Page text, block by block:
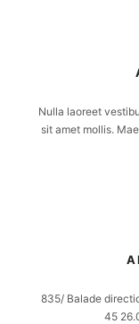
Nulla laoreet
sit amet mollis.
835/ Balade
45